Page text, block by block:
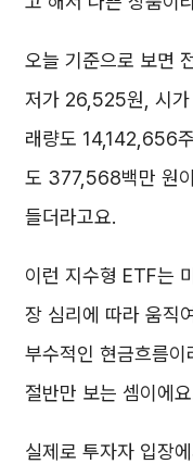
오늘 기준으로 보면
저가 26,525원, 시
래량도 14,142,656
도 377,568백만 원
들더라고요.
이런 지수형 ETF는
장 심리에 따라 움직
부수적인 현금흐름
절반만 보는 셈이에
실제로 투자자 입장